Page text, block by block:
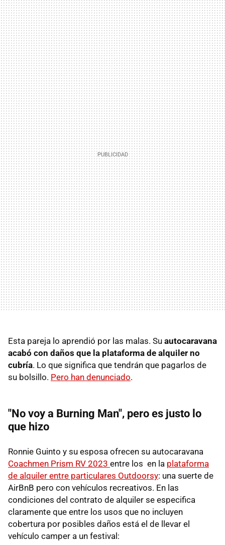
Esta pareja lo aprendió por las malas. Su autocaravana
acabó con daños que la plataforma de alquiler no
cubría. Lo que significa que tendrán que pagarlos de
su bolsillo. Pero han denunciado.
"No voy a Burning Man", pero es justo lo
que hizo
Ronnie Guinto y su esposa ofrecen su autocaravana
Coachmen Prism RV 2023 entre los en la plataforma
de alquiler entre particulares Outdoorsy: una suerte de
AirBnB pero con vehículos recreativos. En las
condiciones del contrato de alquiler se especifica
claramente que entre los usos que no incluyen
cobertura por posibles daños está el de llevar el
vehículo camper a un festival: